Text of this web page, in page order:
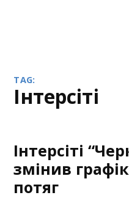
TAG:
інтерсіті
Інтерсіті
змінив
потяг